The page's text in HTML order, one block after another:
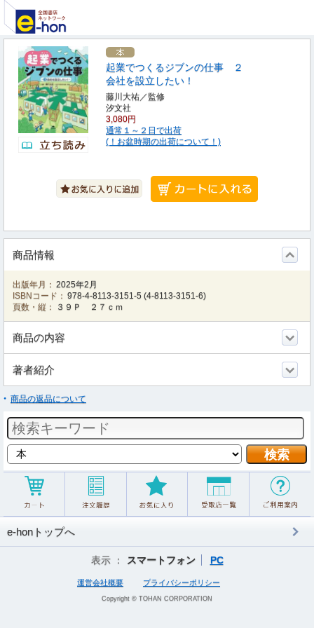
起業でつくるジブンの仕事 ２
会社を設立したい！
藤川大祐／監修
汐文社
3,080円
通常１～２日で出荷
(！お盆時期の出荷について！)
商品情報
出版年月： 2025年2月
ISBNコード： 978-4-8113-3151-5 (4-8113-3151-6)
頁数・縦：
３９Ｐ ２７ｃｍ
商品の内容
著者紹介
商品の返品について
e-honトップへ
表示 ： スマートフォン PC
運営会社概要 プライバシーポリシー
Copyright © TOHAN CORPORATION